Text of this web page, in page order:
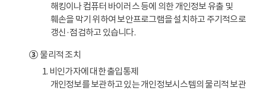
해킹이나 컴퓨터 바이러스 등에 의한 개인정보 유출 및
훼손을 막기 위하여 보안프로그램을 설치하고 주기적으로
갱신·점검하고 있습니다.
③물리적 조치
1. 비인가자에 대한 출입통제
개인정보를 보관하고 있는 개인정보시스템의 물리적 보관